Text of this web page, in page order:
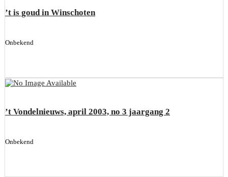
’t is goud in Winschoten
Onbekend
’t Vondelnieuws, april 2003, no 3 jaargang 2
Onbekend